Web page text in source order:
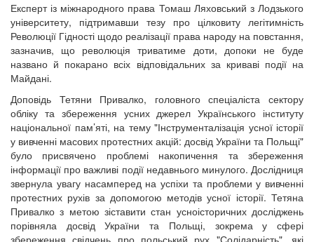
Експерт із міжнародного права Томаш Ляховський з Лодзького
університету, підтримавши тезу про цілковиту легітимність
Революції Гідності щодо реалізації права народу на повстання,
зазначив, що революція триватиме доти, допоки не буде
названо й покарано всіх відповідальних за криваві події на
Майдані.
Доповідь Тетяни Привалко, головного спеціаліста сектору
обліку та збереження усних джерел Українського інституту
національної пам’яті, на тему "Інструменталізація усної історії
у вивченні масових протестних акцій: досвід України та Польщі"
було присвячено проблемі накопичення та збереження
інформації про важливі події недавнього минулого. Дослідниця
звернула увагу насамперед на успіхи та проблеми у вивченні
протестних рухів за допомогою методів усної історії. Тетяна
Привалко з метою зіставити стан усноісторичних досліджень
порівняла досвід України та Польщі, зокрема у сфері
збереження свідчень про польський рух "Солідарність", які